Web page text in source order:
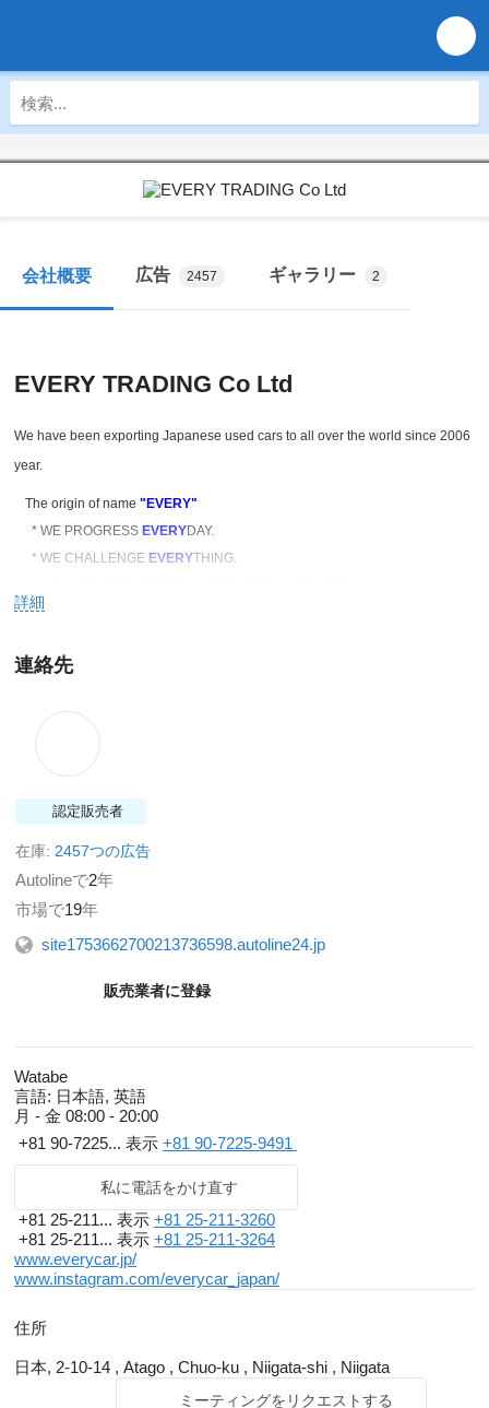
会社概要 広告 2457 ギャラリー 2
EVERY TRADING Co Ltd
We have been exporting Japanese used cars to all over the world since 2006
year.
The origin of name "EVERY"
* WE PROGRESS EVERYDAY.
* WE CHALLENGE EVERYTHING.
< MISSION >
To make smile in all over the world with our best friends.
To be the best trusted global car dealer.
< CORE VALUE >
-EVERY's Spirits-
詳細
連絡先
認定販売者
在庫: 2457つの広告
Autolineで2年
市場で19年
site1753662700213736598.autoline24.jp
販売業者に登録
Watabe
言語: 日本語, 英語
月 - 金 08:00 - 20:00
+81 90-7225... 表示 +81 90-7225-9491
私に電話をかけ直す
+81 25-211... 表示 +81 25-211-3260
+81 25-211... 表示 +81 25-211-3264
www.everycar.jp/
www.instagram.com/everycar_japan/
住所
日本, 2-10-14 , Atago , Chuo-ku , Niigata-shi , Niigata
ミーティングをリクエストする